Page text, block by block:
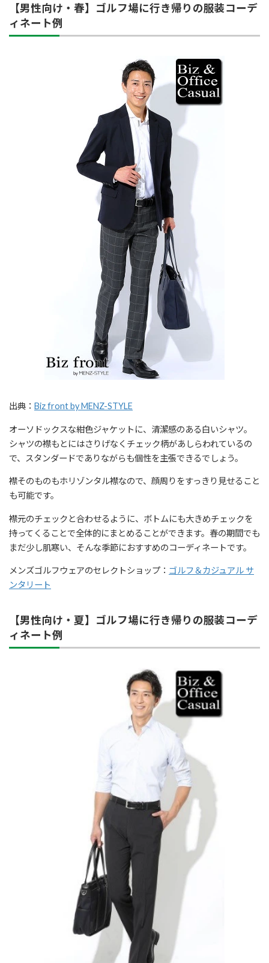
【男性向け・春】ゴルフ場に行き帰りの服装コーデ
ィネート例
出典： Biz front by MENZ-STYLE
オーソドックスな紺色ジャケットに、清潔感のある白いシャツ。
シャツの襟もとにはさりげなくチェック柄があしらわれているの
で、スタンダードでありながらも個性を主張できるでしょう。
襟そのものもホリゾンタル襟なので、顔周りをすっきり見せること
も可能です。
襟元のチェックと合わせるように、ボトムにも大きめチェックを
持ってくることで全体的にまとめることができます。春の期間でも
まだ少し肌寒い、そんな季節におすすめのコーディネートです。
メンズゴルフウェアのセレクトショップ： ゴルフ＆カジュアル サ
ンタリート
【男性向け・夏】ゴルフ場に行き帰りの服装コーデ
ィネート例